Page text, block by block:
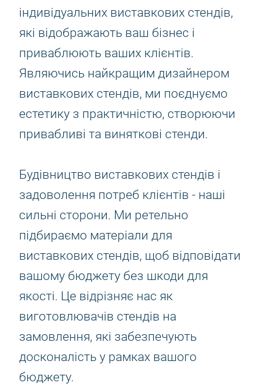
індивідуальних виставкових стендів,
які відображають ваш бізнес і
приваблюють ваших клієнтів.
Являючись найкращим дизайнером
виставкових стендів, ми поєднуємо
естетику з практичністю, створюючи
привабливі та виняткові стенди.
Будівництво виставкових стендів і
задоволення потреб клієнтів - наші
сильні сторони. Ми ретельно
підбираємо матеріали для
виставкових стендів, щоб відповідати
вашому бюджету без шкоди для
якості. Це відрізняє нас як
виготовлювачів стендів на
замовлення, які забезпечують
досконалість у рамках вашого
бюджету.